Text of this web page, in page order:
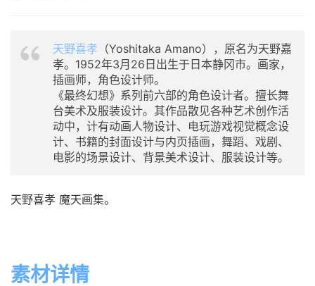
天野喜孝 （Yoshitaka Amano），原名为天野嘉
孝。1952年3月26日出生于日本静冈市。画家，
插画师，角色设计师。
《最终幻想》系列前六部的角色设计者。擅长舞
台美术及服装设计。其作品散见各种艺术创作活
动中，计有动画人物设计、电玩游戏视觉概念设
计、书籍的封面设计与内页插画，舞蹈、戏剧、
电影的场景设计、背景美术设计、服装设计等。
天野喜孝 魔天画集。
素材详情